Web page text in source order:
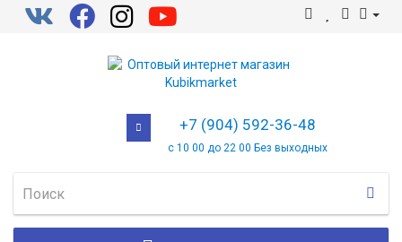
+7 (904) 592-36-48
с 10 00 до 22 00 Без выходных